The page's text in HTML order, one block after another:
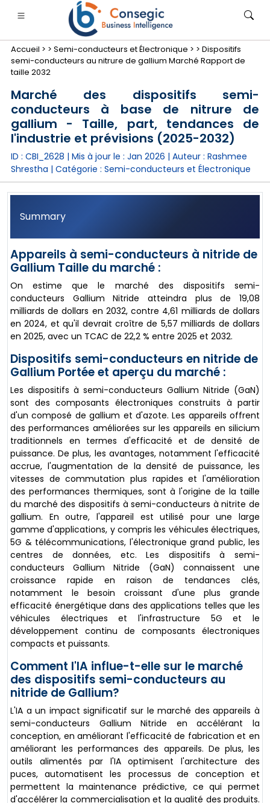
services financiers et assurance
• Biens de consommation
• Énergie et électricité
•
• étude de cas
Accueil > > Semi-conducteurs et Électronique > > Dispositifs
semi-conducteurs au nitrure de gallium Marché Rapport de
taille 2032
Marché des dispositifs semi-
conducteurs à base de nitrure de
gallium - Taille, part, tendances de
l'industrie et prévisions (2025-2032)
ID : CBI_2628 | Mis à jour le : Jan 2026 | Auteur : Rashmee
Shrestha | Catégorie : Semi-conducteurs et Électronique
Summary
Appareils à semi-conducteurs à nitride de
Gallium Taille du marché :
On estime que le marché des dispositifs semi-
conducteurs Gallium Nitride atteindra plus de 19,08
milliards de dollars en 2032, contre 4,61 milliards de dollars
en 2024, et qu'il devrait croître de 5,57 milliards de dollars
en 2025, avec un TCAC de 22,2 % entre 2025 et 2032.
Dispositifs semi-conducteurs en nitride de
Gallium Portée et aperçu du marché :
Les dispositifs à semi-conducteurs Gallium Nitride (GaN)
sont des composants électroniques construits à partir
d'un composé de gallium et d'azote. Les appareils offrent
des performances améliorées sur les appareils en silicium
traditionnels en termes d'efficacité et de densité de
puissance. De plus, les avantages, notamment l'efficacité
accrue, l'augmentation de la densité de puissance, les
vitesses de commutation plus rapides et l'amélioration
des performances thermiques, sont à l'origine de la taille
du marché des dispositifs à semi-conducteurs à nitrite de
gallium. En outre, l'appareil est utilisé pour une large
gamme d'applications, y compris les véhicules électriques,
5G & télécommunications, l'électronique grand public, les
centres de données, etc. Les dispositifs à semi-
conducteurs Gallium Nitride (GaN) connaissent une
croissance rapide en raison de tendances clés,
notamment le besoin croissant d'une plus grande
efficacité énergétique dans des applications telles que les
véhicules électriques et l'infrastructure 5G et le
développement continu de composants électroniques
compacts et puissants.
Comment l'IA influe-t-elle sur le marché
des dispositifs semi-conducteurs au
nitride de Gallium?
L'IA a un impact significatif sur le marché des appareils à
semi-conducteurs Gallium Nitride en accélérant la
conception, en améliorant l'efficacité de fabrication et en
améliorant les performances des appareils. De plus, les
outils alimentés par l'IA optimisent l'architecture des
puces, automatisent les processus de conception et
permettent la maintenance prédictive, ce qui permet
d'accélérer la commercialisation et la qualité des produits.